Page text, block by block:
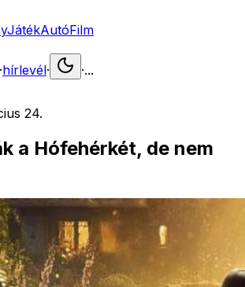
JátékAutóFilm
·hírlevél· ·...
24.
a Hófehérkét, de nem